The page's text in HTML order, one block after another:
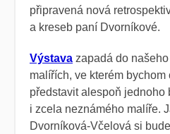
připravená nová
a kreseb paní Dvorníkové.
Výstava zapadá do
malířích, ve kterém bychom
představit alespoň jednoho
i zcela neznámého malíře.
Dvorníková-Včelová si